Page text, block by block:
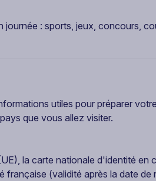
journée : sports, jeux, concours,
utiles pour préparer
que vous allez visiter.
la carte nationale d'identité en
française (validité après la date de